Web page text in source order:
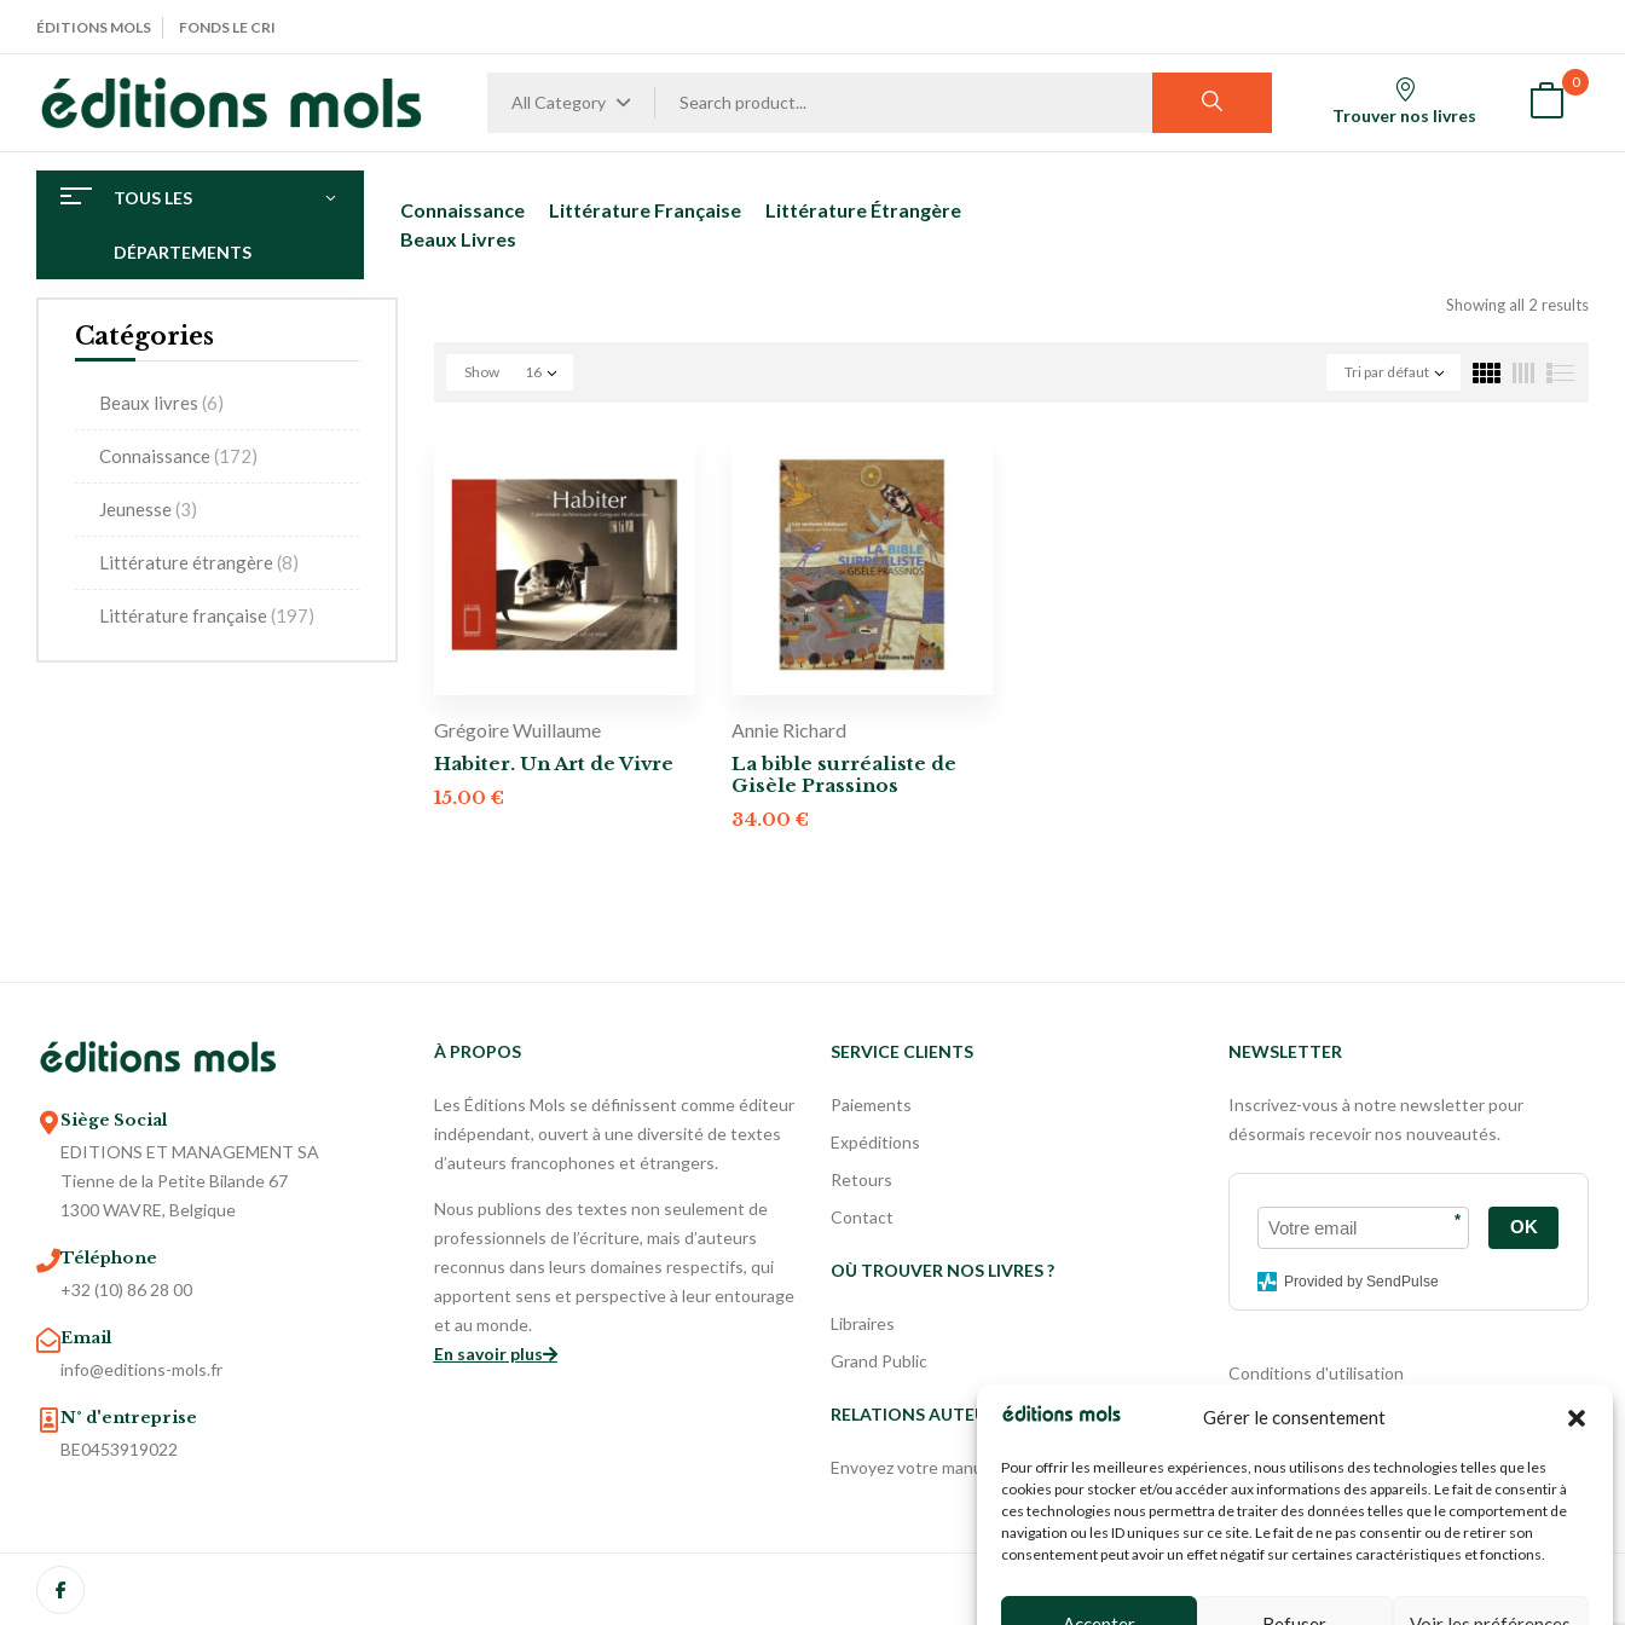
Gérer le consentement
Pour offrir les meilleures expériences, nous utilisons des technologies telles que les
cookies pour stocker et/ou accéder aux informations des appareils. Le fait de consentir à
ces technologies nous permettra de traiter des données telles que le comportement de
navigation ou les ID uniques sur ce site. Le fait de ne pas consentir ou de retirer son
consentement peut avoir un effet négatif sur certaines caractéristiques et fonctions.
ÉDITIONS MOLS FONDS LE CRI
All Category
Trouver nos livres
0
TOUS LES
DÉPARTEMENTS
Connaissance Littérature Française
Littérature Étrangère
Beaux Livres
Catégories
Beaux livres (6)
Connaissance (172)
Jeunesse (3)
Littérature étrangère (8)
Littérature française (197)
Showing all 2 results
Tri par défaut
Show 16
Grégoire Wuillaume
Habiter. Un Art de Vivre
15.00 €
Annie Richard
La bible surréaliste de
Gisèle Prassinos
34.00 €
Siège Social
EDITIONS ET MANAGEMENT SA
Tienne de la Petite Bilande 67
1300 WAVRE, Belgique
Téléphone
+32 (10) 86 28 00
Email
info@editions-mols.fr
N° d'entreprise
BE0453919022
À PROPOS
Les Éditions Mols se définissent comme éditeur
indépendant, ouvert à une diversité de textes
d’auteurs francophones et étrangers.
Nous publions des textes non seulement de
professionnels de l’écriture, mais d’auteurs
reconnus dans leurs domaines respectifs, qui
apportent sens et perspective à leur entourage
et au monde.
En savoir plus
SERVICE CLIENTS
Paiements
Expéditions
Retours
Contact
OÙ TROUVER NOS LIVRES ?
Libraires
Grand Public
RELATIONS AUTEURS
Envoyez votre manuscrit
NEWSLETTER
Inscrivez-vous à notre newsletter pour
désormais recevoir nos nouveautés.
* OK
Provided by SendPulse
Conditions d'utilisation
Politique de cookies
Mentions légales
Propriété intellectuelle